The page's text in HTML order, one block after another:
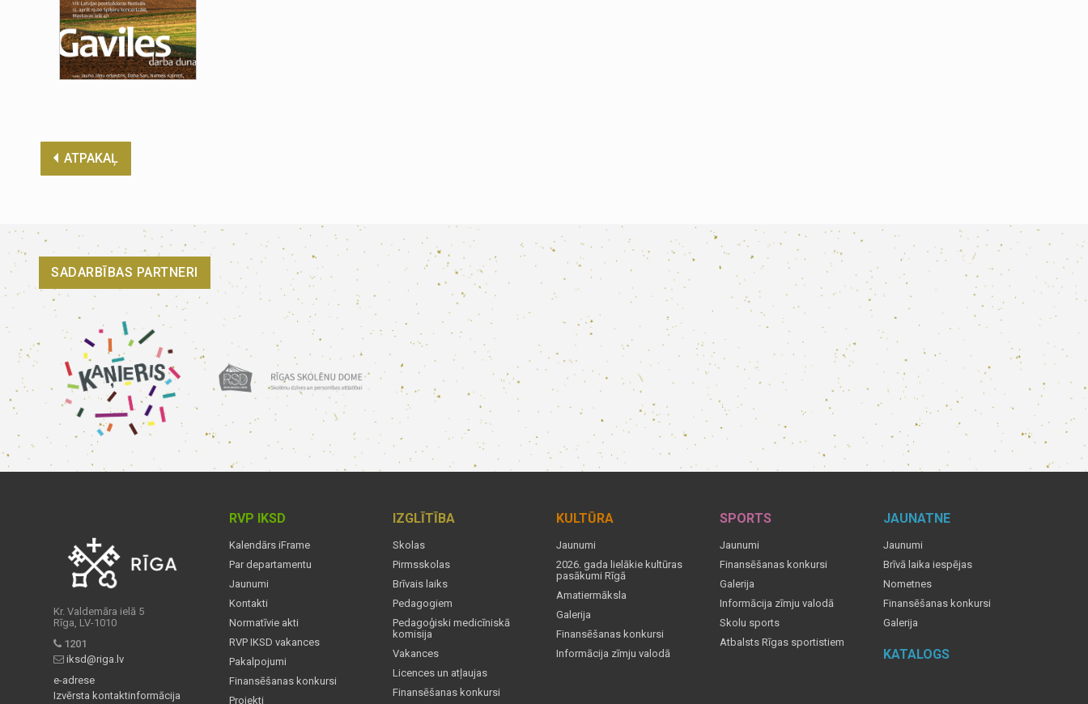
ATPAKAĻ
SADARBĪBAS PARTNERI
Kr. Valdemāra ielā 5
Rīga, LV-1010
1201
iksd@riga.lv
e-adrese
Izvērsta kontaktinformācija
RVP IKSD
Kalendārs iFrame
Par departamentu
Jaunumi
Kontakti
Normatīvie akti
RVP IKSD vakances
Pakalpojumi
Finansēšanas konkursi
Projekti
IZGLĪTĪBA
Skolas
Pirmsskolas
Brīvais laiks
Pedagogiem
Pedagoģiski medicīniskā
komisija
Vakances
Licences un atļaujas
Finansēšanas konkursi
KULTŪRA
Jaunumi
2026. gada lielākie kultūras
pasākumi Rīgā
Amatiermāksla
Galerija
Finansēšanas konkursi
Informācija zīmju valodā
SPORTS
Jaunumi
Finansēšanas konkursi
Galerija
Informācija zīmju valodā
Skolu sports
Atbalsts Rīgas sportistiem
JAUNATNE
Jaunumi
Brīvā laika iespējas
Nometnes
Finansēšanas konkursi
Galerija
KATALOGS